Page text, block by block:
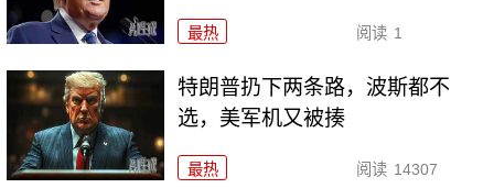
最热 阅读 1
特朗普扔下两条路，波斯都不
选，美军机又被揍
最热 阅读 14307